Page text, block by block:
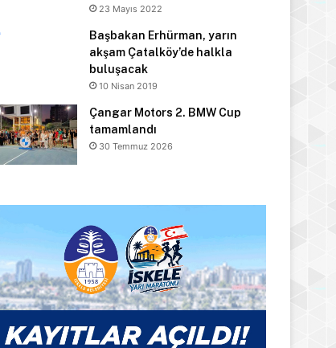
23 Mayıs 2022
Başbakan Erhürman, yarın
akşam Çatalköy’de halkla
buluşacak
10 Nisan 2019
Çangar Motors 2. BMW Cup
tamamlandı
30 Temmuz 2026